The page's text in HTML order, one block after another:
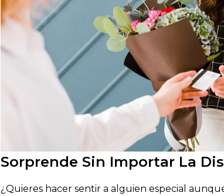
Sorprende Sin Importar La
¿ Quieres hacer sentir a alguien especial